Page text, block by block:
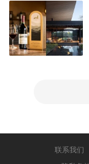
联系我们